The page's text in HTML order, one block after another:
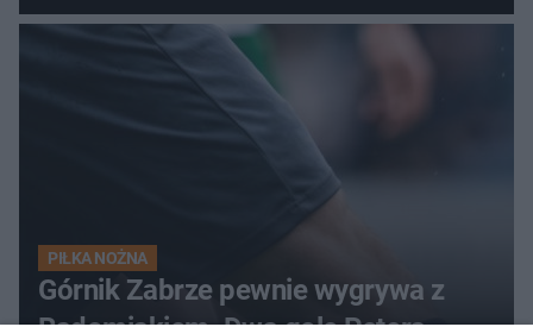
PIŁKA NOŻNA
Górnik Zabrze pewnie wygrywa z